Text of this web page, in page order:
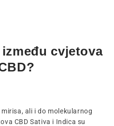
cvjetova
ali i do molekularnog
CBD Sativa i Indica su